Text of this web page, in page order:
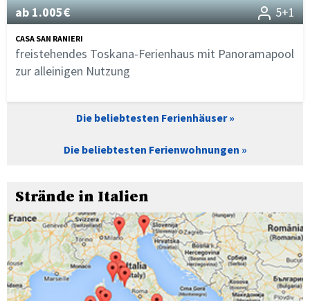
ab 1.005€ 5+1
CASA SAN RANIERI
freistehendes Toskana-Ferienhaus mit Panoramapool
zur alleinigen Nutzung
Die beliebtesten Ferienhäuser
Die beliebtesten Ferienwohnungen
Strände in Italien